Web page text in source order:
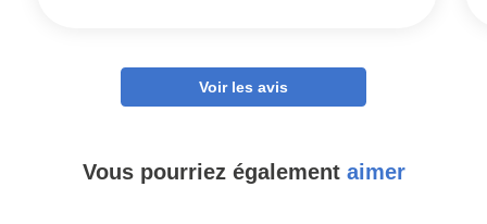
Voir les avis
Vous pourriez également aimer